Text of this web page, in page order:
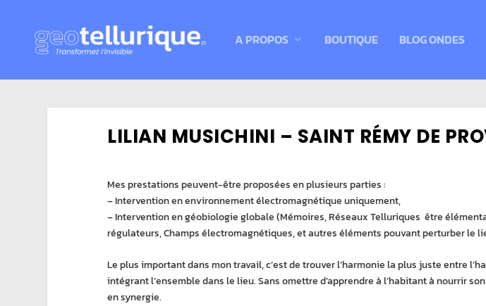
A PROPOS BOUTIQUE BLOG ONDES
LILIAN MUSICHINI – SAINT RÉMY DE
Mes prestations peuvent-être proposées en plusieurs parties :
– Intervention en environnement électromagnétique uniquement,
– Intervention en géobiologie globale (Mémoires, Réseaux Telluriques être
régulateurs, Champs électromagnétiques, et autres éléments pouvant perturber le
Le plus important dans mon travail, c’est de trouver l’harmonie la plus juste entre
intégrant l’ensemble dans le lieu. Sans omettre d’apprendre à l’habitant à nourrir
en synergie.